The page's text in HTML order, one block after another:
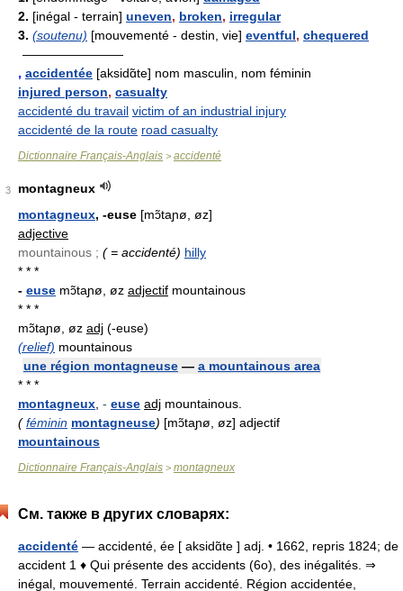
2. [inégal - terrain] uneven, broken, irregular
3. (soutenu) [mouvementé - destin, vie] eventful, chequered
————————
, accidentée [aksidɑ̃te] nom masculin, nom féminin
injured person, casualty
accidenté du travail victim of an industrial injury
accidenté de la route road casualty
Dictionnaire Français-Anglais > accidenté
3
montagneux
montagneux, -euse [mɔ̃taɲø, øz]
adjective
mountainous ; ( = accidenté) hilly
* * *
- euse mɔ̃taɲø, øz adjectif mountainous
* * *
mɔ̃taɲø, øz adj (-euse)
(relief) mountainous
une région montagneuse — a mountainous area
* * *
montagneux - euse adj mountainous.
( féminin montagneuse) [mɔ̃taɲø, øz] adjectif
mountainous
Dictionnaire Français-Anglais > montagneux
См. также в других словарях:
accidenté — accidenté, ée [ aksidɑ̃te ] adj. • 1662, repris 1824; de
accident 1 ♦ Qui présente des accidents (6o), des inégalités. ⇒
inégal, mouvementé. Terrain accidenté. Région accidentée,